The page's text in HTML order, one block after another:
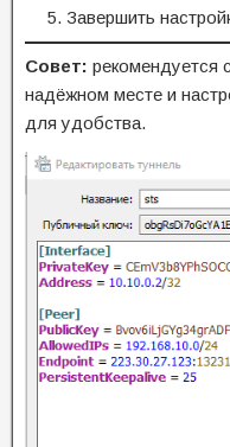
Завершить
Совет: рекомендуется
надёжном месте и
для удобства.